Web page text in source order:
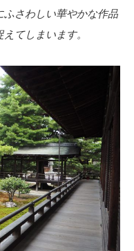
ふさわしい華やかな作品
てしまいます。